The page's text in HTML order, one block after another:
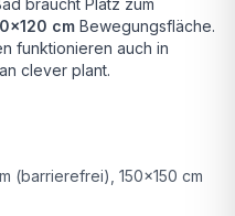
braucht Platz zum
cm Bewegungsfläche.
funktionieren auch in
clever plant.
(barrierefrei), 150×150 cm